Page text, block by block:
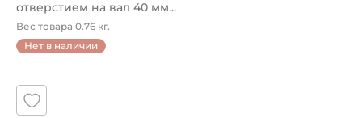
Страна происхождения:
Сербия
отверстием на вал 40 мм...
Вес товара 0.76 кг.
Нет в наличии